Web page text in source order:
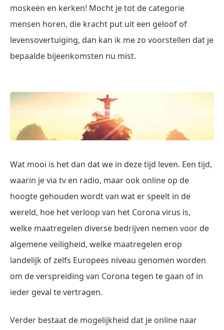
moskeën en kerken! Mocht je tot de categorie
mensen horen, die kracht put uit een geloof of
levensovertuiging, dan kan ik me zo voorstellen dat je
bepaalde bijeenkomsten nu mist.
Wat mooi is het dan dat we in deze tijd leven. Een tijd,
waarin je via tv en radio, maar ook online op de
hoogte gehouden wordt van wat er speelt in de
wereld, hoe het verloop van het Corona virus is,
welke maatregelen diverse bedrijven nemen voor de
algemene veiligheid, welke maatregelen erop
landelijk of zelfs Europees niveau genomen worden
om de verspreiding van Corona tegen te gaan of in
ieder geval te vertragen.
Verder bestaat de mogelijkheid dat je online naar